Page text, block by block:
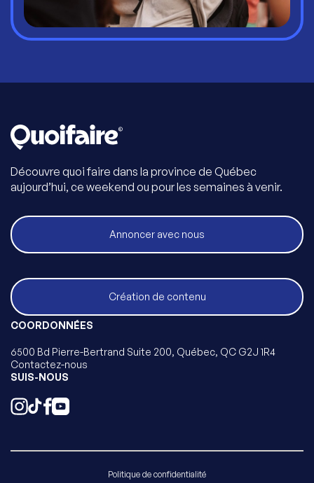
Découvre quoi faire dans la province de Québec
aujourd’hui, ce weekend ou pour les semaines à venir.
Annoncer avec nous
Création de contenu
COORDONNÉES
6500 Bd Pierre-Bertrand Suite 200, Québec, QC G2J 1R4
Contactez-nous
SUIS-NOUS
Politique de confidentialité